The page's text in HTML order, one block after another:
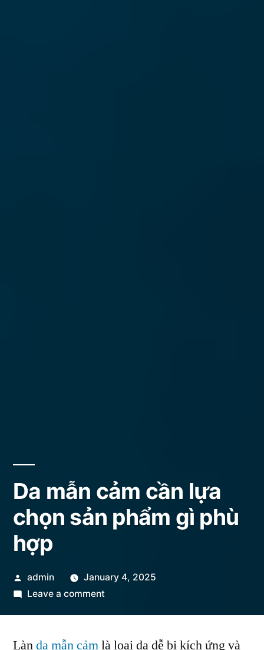
Da mẫn cảm cần lựa
chọn sản phẩm gì phù
hợp
Posted
by
admin
January 4, 2025
Leave a commenton
cảm
Lànda mẫn cảmlà loại da dễ bị kích ứng và